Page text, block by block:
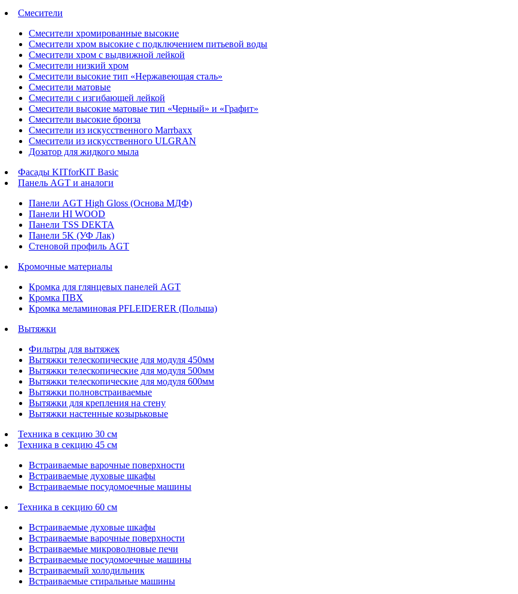
Смесители
Смесители хромированные высокие
Смесители хром высокие с подключением питьевой воды
Смесители хром с выдвижной лейкой
Смесители низкий хром
Смесители высокие тип «Нержавеющая сталь»
Смесители матовые
Смесители с изгибающей лейкой
Смесители высокие матовые тип «Черный» и «Графит»
Смесители высокие бронза
Смесители из искусственного Marrbaxx
Смесители из искусственного ULGRAN
Дозатор для жидкого мыла
Фасады KITforKIT Basic
Панель AGT и аналоги
Панели AGT High Gloss (Основа МДФ)
Панели HI WOOD
Панели TSS DEKTA
Панели 5K (УФ Лак)
Стеновой профиль AGT
Кромочные материалы
Кромка для глянцевых панелей AGT
Кромка ПВХ
Кромка меламиновая PFLEIDERER (Польша)
Вытяжки
Фильтры для вытяжек
Вытяжки телескопические для модуля 450мм
Вытяжки телескопические для модуля 500мм
Вытяжки телескопические для модуля 600мм
Вытяжки полновстраиваемые
Вытяжки для крепления на стену
Вытяжки настенные козырьковые
Техника в секцию 30 см
Техника в секцию 45 см
Встраиваемые варочные поверхности
Встраиваемые духовые шкафы
Встраиваемые посудомоечные машины
Техника в секцию 60 см
Встраиваемые духовые шкафы
Встраиваемые варочные поверхности
Встраиваемые микроволновые печи
Встраиваемые посудомоечные машины
Встраиваемый холодильник
Встраиваемые стиральные машины